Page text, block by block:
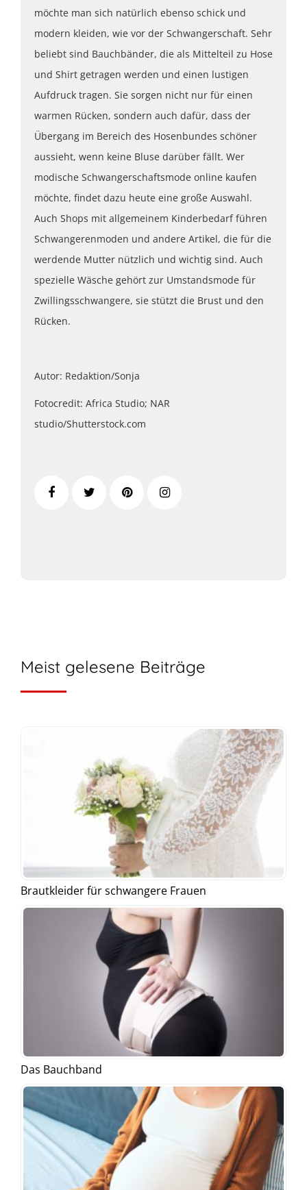
möchte man sich natürlich ebenso schick und
modern kleiden, wie vor der Schwangerschaft. Sehr
beliebt sind Bauchbänder, die als Mittelteil zu Hose
und Shirt getragen werden und einen lustigen
Aufdruck tragen. Sie sorgen nicht nur für einen
warmen Rücken, sondern auch dafür, dass der
Übergang im Bereich des Hosenbundes schöner
aussieht, wenn keine Bluse darüber fällt. Wer
modische Schwangerschaftsmode online kaufen
möchte, findet dazu heute eine große Auswahl.
Auch Shops mit allgemeinem Kinderbedarf führen
Schwangerenmoden und andere Artikel, die für die
werdende Mutter nützlich und wichtig sind. Auch
spezielle Wäsche gehört zur Umstandsmode für
Zwillingsschwangere, sie stützt die Brust und den
Rücken.
Autor: Redaktion/Sonja
Fotocredit: Africa Studio; NAR
studio/Shutterstock.com
Meist gelesene Beiträge
Brautkleider für schwangere Frauen
Das Bauchband